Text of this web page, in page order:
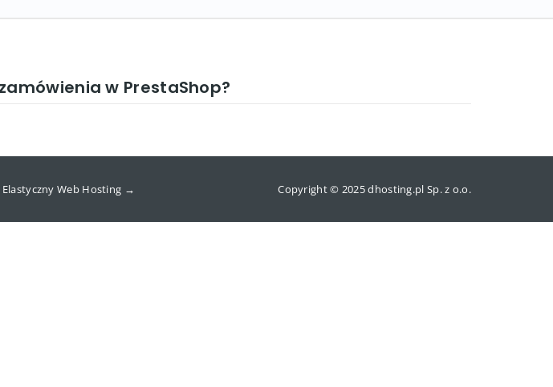
w PrestaShop?
Elastyczny Web Hosting → Copyright © 2025 dhosting.pl Sp. z o.o.